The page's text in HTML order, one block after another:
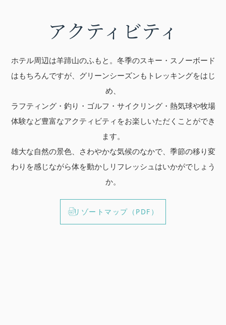
アクティビティ
ホテル周辺は羊蹄山のふもと。冬季のスキー・スノーボード
はもちろんですが、グリーンシーズンもトレッキングをはじ
め、
ラフティング・釣り・ゴルフ・サイクリング・熱気球や牧場
体験など豊富なアクティビティをお楽しいただくことができ
ます。
雄大な自然の景色、さわやかな気候のなかで、季節の移り変
わりを感じながら体を動かしリフレッシュはいかがでしょう
か。
リゾートマップ（PDF）